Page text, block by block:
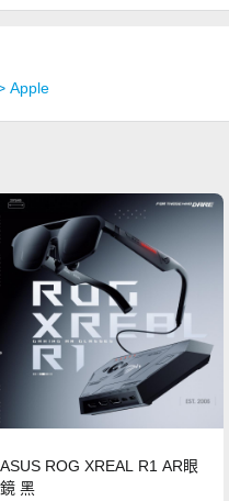
Apple
ASUS ROG XREAL R1 AR眼
鏡 黑